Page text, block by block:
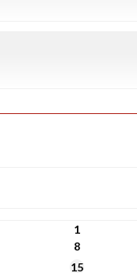
1
8
15